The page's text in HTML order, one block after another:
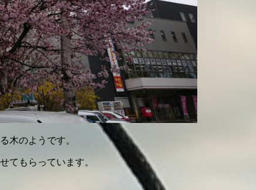
木のようです。
てもらっています。